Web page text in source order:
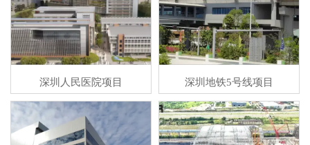
深圳人民医院项目 深圳地铁5号线项目